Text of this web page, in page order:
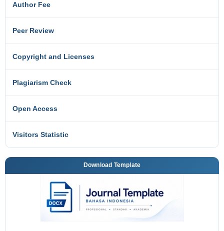
Author Fee
Peer Review
Copyright and Licenses
Plagiarism Check
Open Access
Visitors Statistic
Download Template